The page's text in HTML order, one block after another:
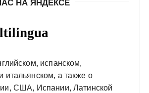
НА ЯНДЕКСЕ
испанском,
итальянском, а также о
США, Испании, Латинской